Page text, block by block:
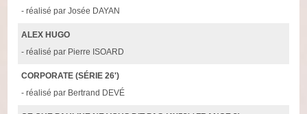
- réalisé par Josée DAYAN
ALEX HUGO
- réalisé par Pierre ISOARD
CORPORATE (SÉRIE 26')
- réalisé par Bertrand DEVÉ